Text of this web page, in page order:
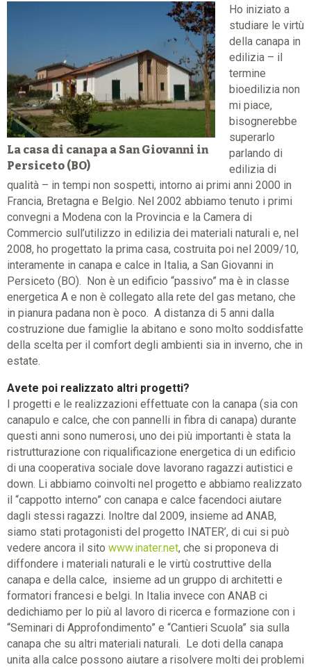
La casa di canapa a San Giovanni in
Persiceto (BO)
Ho iniziato a
studiare le virtù
della canapa in
edilizia – il
termine
bioedilizia non
mi piace,
bisognerebbe
superarlo
parlando di
edilizia di
qualità – in tempi non sospetti, intorno ai primi anni 2000 in
Francia, Bretagna e Belgio. Nel 2002 abbiamo tenuto i primi
convegni a Modena con la Provincia e la Camera di
Commercio sull’utilizzo in edilizia dei materiali naturali e, nel
2008, ho progettato la prima casa, costruita poi nel 2009/10,
interamente in canapa e calce in Italia, a San Giovanni in
Persiceto (BO). Non è un edificio “passivo” ma è in classe
energetica A e non è collegato alla rete del gas metano, che
in pianura padana non è poco. A distanza di 5 anni dalla
costruzione due famiglie la abitano e sono molto soddisfatte
della scelta per il comfort degli ambienti sia in inverno, che in
estate.
Avete poi realizzato altri progetti?
I progetti e le realizzazioni effettuate con la canapa (sia con
canapulo e calce, che con pannelli in fibra di canapa) durante
questi anni sono numerosi, uno dei più importanti è stata la
ristrutturazione con riqualificazione energetica di un edificio
di una cooperativa sociale dove lavorano ragazzi autistici e
down. Li abbiamo coinvolti nel progetto e abbiamo realizzato
il “cappotto interno” con canapa e calce facendoci aiutare
dagli stessi ragazzi. Inoltre dal 2009, insieme ad ANAB,
siamo stati protagonisti del progetto INATER’, di cui si può
vedere ancora il sito www.inater.net, che si proponeva di
diffondere i materiali naturali e le virtù costruttive della
canapa e della calce, insieme ad un gruppo di architetti e
formatori francesi e belgi. In Italia invece con ANAB ci
dedichiamo per lo più al lavoro di ricerca e formazione con i
“Seminari di Approfondimento” e “Cantieri Scuola” sia sulla
canapa che su altri materiali naturali. Le doti della canapa
unita alla calce possono aiutare a risolvere molti dei problemi